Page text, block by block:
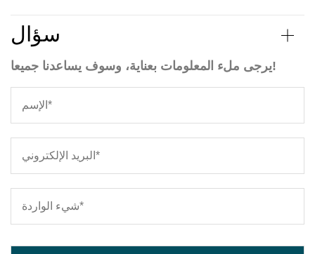
سؤال
يرجى ملء المعلومات بعناية، وسوف يساعدنا جميعا!